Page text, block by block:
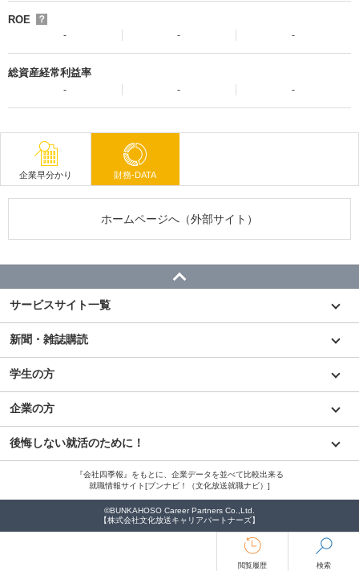
ROE
？
-
- -
総資産経常利益率
- - -
企業早分かり 財務-DATA
ホームページへ（外部サイト）
サービスサイト一覧
新聞・雑誌購読
学生の方
企業の方
後悔しない就活のために！
『会社四季報』をもとに、企業データを並べて比較出来る
就職情報サイト[ブンナビ！（文化放送就職ナビ）]
検索
閲覧履歴
©BUNKAHOSO Career Partners Co.,Ltd.
【株式会社文化放送キャリアパートナーズ】